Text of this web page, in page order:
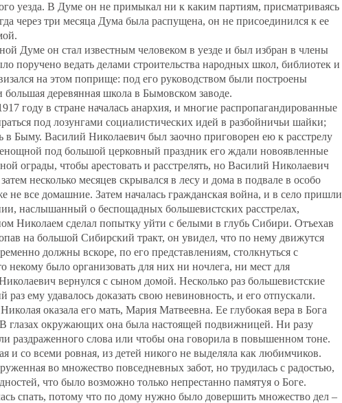
уезда. В Думе он не примыкал ни к каким партиям, присматриваясь
через три месяца Дума была распущена, он не присоединился к ее
Думе он стал известным человеком в уезде и был избран в члены
поручено ведать делами строительства народных школ, библиотек и
на этом поприще: под его руководством были построены
деревянная школа в Бымовском заводе.
году в стране началась анархия, и многие распропагандированные
под лозунгами социалистических идей в разбойничьи шайки;
в Быму. Василий Николаевич был заочно приговорен ею к расстрелу
под большой церковный праздник его ждали новоявленные
ограды, чтобы арестовать и расстрелять, но Василий Николаевич
несколько месяцев скрывался в лесу и дома в подвале в особо
не все домашние. Затем началась гражданская война, и в село пришли
наслышанный о беспощадных большевистских расстрелах,
Николаем сделал попытку уйти с белыми в глубь Сибири. Отъехав
на большой Сибирский тракт, он увидел, что по нему движутся
должны вскоре, по его представлениям, столкнуться с
некому было организовать для них ни ночлега, ни мест для
вернулся с сыном домой. Несколько раз большевистские
раз ему удавалось доказать свою невиновность, и его отпускали.
оказала его мать, Мария Матвеевна. Ее глубокая вера в Бога
глазах окружающих она была настоящей подвижницей. Ни разу
раздраженного слова или чтобы она говорила в повышенном тоне.
и со всеми ровная, из детей никого не выделяла как любимчиков.
во множество повседневных забот, но трудилась с радостью,
что было возможно только непрестанно памятуя о Боге.
спать, потому что по дому нужно было довершить множество дел –